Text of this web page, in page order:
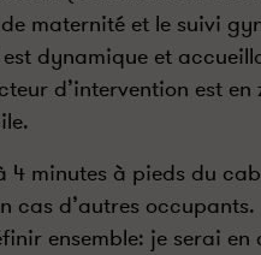
maternité et le suivi
dynamique et
d’intervention est
4 minutes à pieds du
cas d’autres occupants.
ensemble: je serai